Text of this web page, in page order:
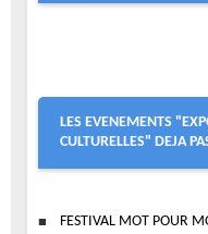
LES EVENEMENTS
CULTURELLES" DEJA
FESTIVAL MOT POUR